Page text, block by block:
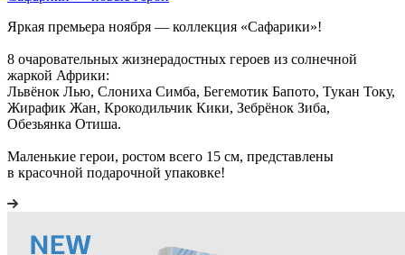
Яркая премьера ноября — коллекция «Сафарики»!
8 очаровательных жизнерадостных героев из солнечной
жаркой Африки:
Львёнок Лью, Слониха Симба, Бегемотик Бапото, Тукан Току,
Жирафик Жан, Крокодильчик Кики, Зебрёнок Зиба,
Обезьянка Отиша.
Маленькие герои, ростом всего 15 см, представлены
в красочной подарочной упаковке!